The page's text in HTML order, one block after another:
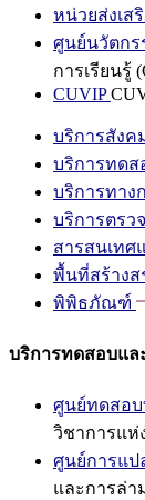
หน่วยส่งเส
ศูนย์นวัตกร
การเรียนรู้
CUVIP
บริการสังค
บริการทดส
บริการทาง
บริการตรว
สารสนเทศ
พื้นที่สร้างส
พิพิธภัณฑ์
บริการทดสอบแล
ศูนย์ทดสอบ
วิชาการแห่
ศูนย์การแป
และการล่า